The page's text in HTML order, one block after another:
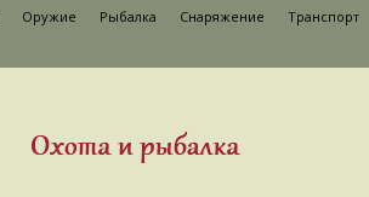
Оружие Рыбалка Снаряжение Транспорт